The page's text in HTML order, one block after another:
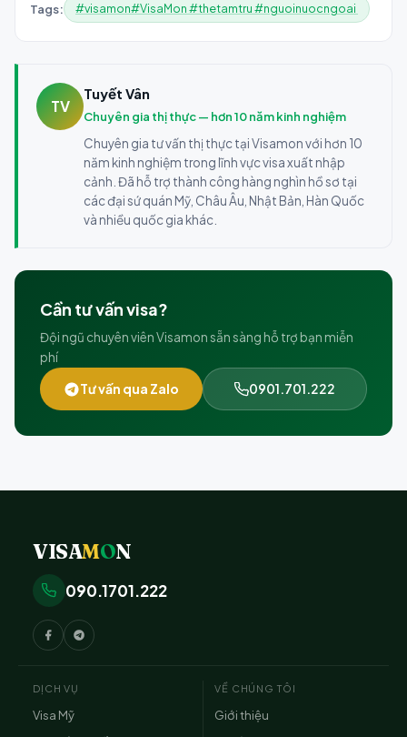
Tags: #visamon#VisaMon #thetamtru #nguoinuocngoai
TV
Tuyết Vân
Chuyên gia thị thực — hơn 10 năm kinh nghiệm
Chuyên gia tư vấn thị thực tại Visamon với hơn 10
năm kinh nghiệm trong lĩnh vực visa xuất nhập
cảnh. Đã hỗ trợ thành công hàng nghìn hồ sơ tại
các đại sứ quán Mỹ, Châu Âu, Nhật Bản, Hàn Quốc
và nhiều quốc gia khác.
Cần tư vấn visa?
Đội ngũ chuyên viên Visamon sẵn sàng hỗ trợ bạn miễn
phí
Tư vấn qua Zalo 0901.701.222
VISAMON
090.1701.222
DỊCH VỤ
Visa Mỹ
VỀ CHÚNG TÔI
Giới thiệu